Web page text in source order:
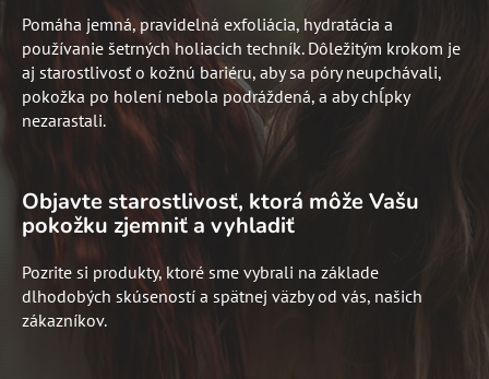
Pomáha jemná, pravidelná exfoliácia, hydratácia a
používanie šetrných holiacich techník. Dôležitým krokom je
aj starostlivosť o kožnú bariéru, aby sa póry neupchávali,
pokožka po holení nebola podráždená, a aby chĺpky
nezarastali.
Objavte starostlivosť, ktorá môže Vašu
pokožku zjemniť a vyhladiť
Pozrite si produkty, ktoré sme vybrali na základe
dlhodobých skúseností a spätnej väzby od vás, našich
zákazníkov.